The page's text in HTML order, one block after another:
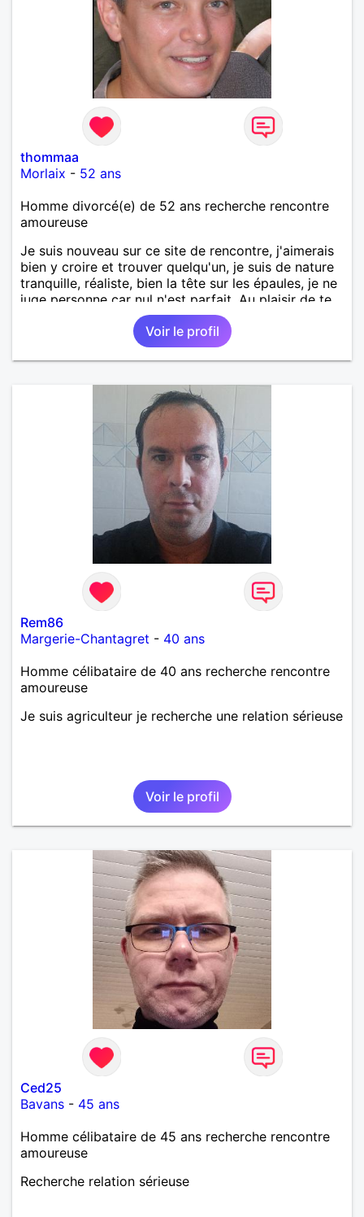
thommaa
Morlaix - 52 ans
Homme divorcé(e) de 52 ans recherche rencontre
amoureuse
Je suis nouveau sur ce site de rencontre, j'aimerais
bien y croire et trouver quelqu'un, je suis de nature
tranquille, réaliste, bien la tête sur les épaules, je ne
juge personne car nul n'est parfait. Au plaisir de te
Voir le profil
Rem86
Margerie-Chantagret - 40 ans
Homme célibataire de 40 ans recherche rencontre
amoureuse
Je suis agriculteur je recherche une relation sérieuse
Voir le profil
Ced25
Bavans - 45 ans
Homme célibataire de 45 ans recherche rencontre
amoureuse
Recherche relation sérieuse